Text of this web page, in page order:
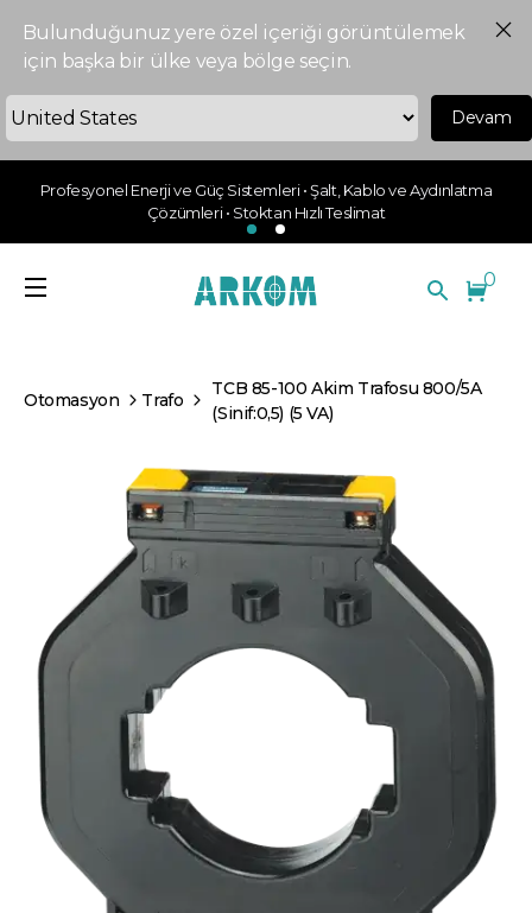
Bulunduğunuz yere özel içeriği görüntülemek
için başka bir ülke veya bölge seçin.
Devam
Profesyonel Enerji ve Güç Sistemleri • Şalt, Kablo ve Aydınlatma
Çözümleri • Stoktan Hızlı Teslimat
0
Otomasyon Trafo
TCB 85-100 Akim Trafosu 800/5A
(Sinif:0,5) (5 VA)